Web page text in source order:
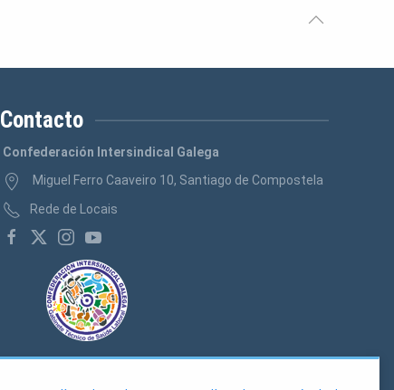
Contacto
Confederación Intersindical Galega
Miguel Ferro Caaveiro 10, Santiago de Compostela
Rede de Locais